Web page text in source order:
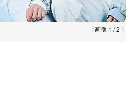
（画像 1 / 2 ）